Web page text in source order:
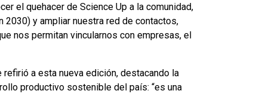
el quehacer de Science Up a la comunidad,
y ampliar nuestra red de contactos,
nos permitan vincularnos con empresas, el
refirió a esta nueva edición, destacando la
productivo sostenible del país: “es una